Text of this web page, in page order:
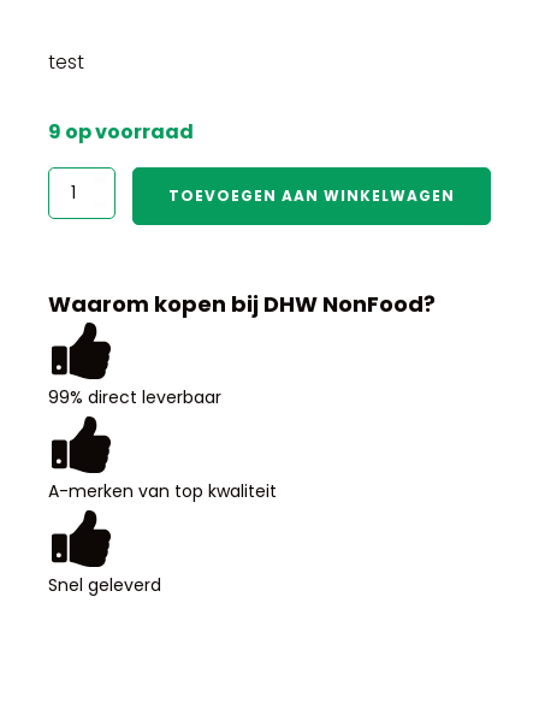
test
9 op voorraad
test
aantal
TOEVOEGEN AAN WINKELWAGEN
Waarom kopen bij DHW NonFood?
99% direct leverbaar
A-merken van top kwaliteit
Snel geleverd